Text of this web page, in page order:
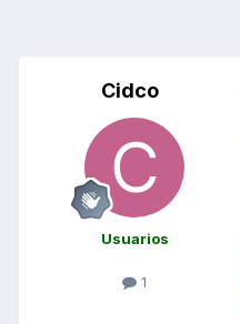
Cidco
Usuarios
1